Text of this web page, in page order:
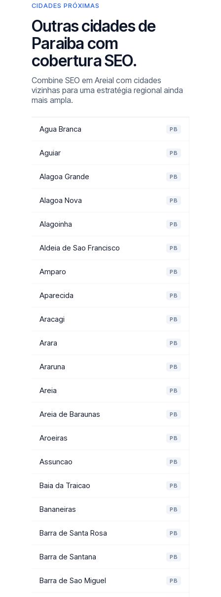
CIDADES PRÓXIMAS
Outras cidades de
Paraiba com
cobertura SEO.
Combine SEO em Areial com cidades
vizinhas para uma estratégia regional ainda
mais ampla.
Agua Branca PB
Aguiar PB
Alagoa Grande PB
Alagoa Nova PB
Alagoinha PB
Aldeia de Sao Francisco PB
Amparo PB
Aparecida PB
Aracagi PB
Arara PB
Araruna PB
Areia PB
Areia de Baraunas PB
Aroeiras PB
Assuncao PB
Baia da Traicao PB
Bananeiras PB
Barra de Santa Rosa PB
Barra de Santana PB
Barra de Sao Miguel PB